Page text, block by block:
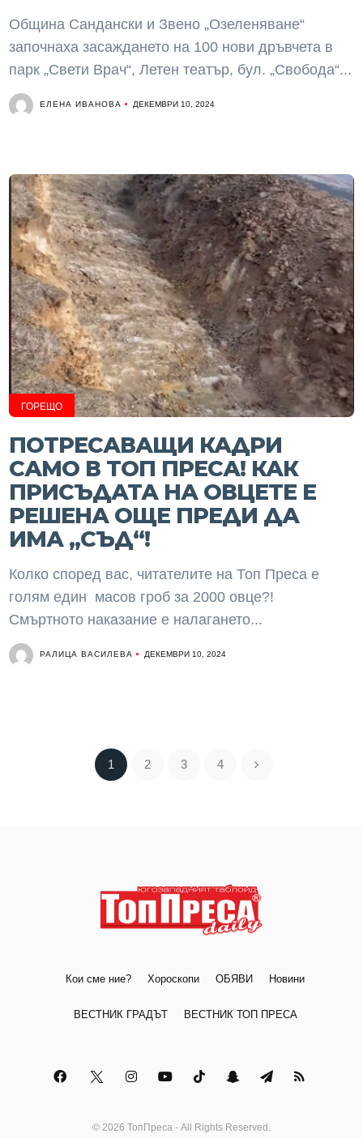
Община Сандански и Звено „Озеленяване“
започнаха засаждането на 100 нови дръвчета в
парк „Свети Врач“, Летен театър, бул. „Свобода“...
ЕЛЕНА ИВАНОВА ДЕКЕМВРИ 10, 2024
ГОРЕЩО
ПОТРЕСАВАЩИ КАДРИ
САМО В ТОП ПРЕСА! КАК
ПРИСЪДАТА НА ОВЦЕТЕ Е
РЕШЕНА ОЩЕ ПРЕДИ ДА
ИМА „СЪД“!
Колко според вас, читателите на Топ Преса е
голям един масов гроб за 2000 овце?!
Смъртното наказание е налагането...
РАЛИЦА ВАСИЛЕВА ДЕКЕМВРИ 10, 2024
1 2 3 4
Кои сме ние? Хороскопи ОБЯВИ Новини
ВЕСТНИК ГРАДЪТ ВЕСТНИК ТОП ПРЕСА
© 2026 ТопПреса - All Rights Reserved.